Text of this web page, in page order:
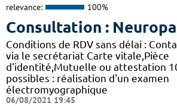
relevance: 100%
Consultation :
Conditions de RDV sans délai :
via le secrétariat Carte vitale,Pièce
d'identité,Mutuelle ou attestation
possibles : réalisation d'un examen
électromyographique
06/08/2021 19:45